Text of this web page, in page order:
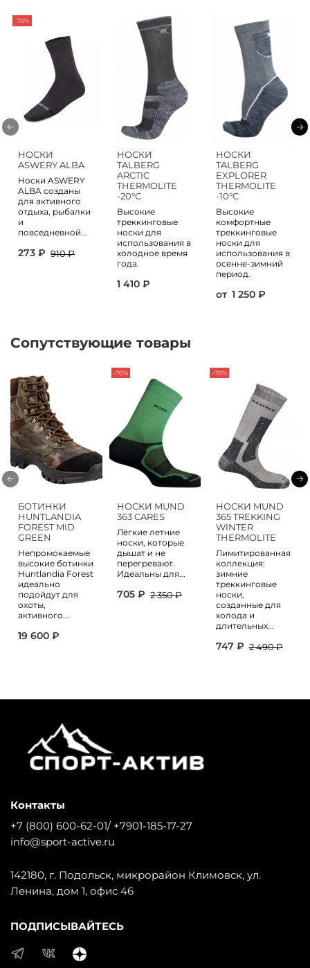
-70%
НОСКИ
ASWERY ALBA
Носки ASWERY
ALBA созданы
для активного
отдыха, рыбалки
и
повседневной...
273 ₽ 910 ₽
НОСКИ
TALBERG
ARCTIC
THERMOLITE
-20°C
Высокие
треккинговые
носки для
использования в
холодное время
года.
1 410 ₽
НОСКИ
TALBERG
EXPLORER
THERMOLITE
-10°C
Высокие
комфортные
треккинговые
носки для
использования в
осенне-зимний
период.
от 1 250 ₽
Сопутствующие товары
БОТИНКИ
HUNTLANDIA
FOREST MID
GREEN
Непромокаемые
высокие ботинки
Huntlandia Forest
идеально
подойдут для
охоты,
активного...
19 600 ₽
-70%
НОСКИ MUND
363 CARES
Лёгкие летние
носки, которые
дышат и не
перегревают.
Идеальны для...
705 ₽ 2 350 ₽
-70%
НОСКИ MUND
365 TREKKING
WINTER
THERMOLITE
Лимитированная
коллекция:
зимние
треккинговые
носки,
созданные для
холода и
длительных...
747 ₽ 2 490 ₽
Контакты
+7 (800) 600-62-01/ +7901-185-17-27
info@sport-active.ru
142180, г. Подольск, микрорайон Климовск, ул.
Ленина, дом 1, офис 46
ПОДПИСЫВАЙТЕСЬ